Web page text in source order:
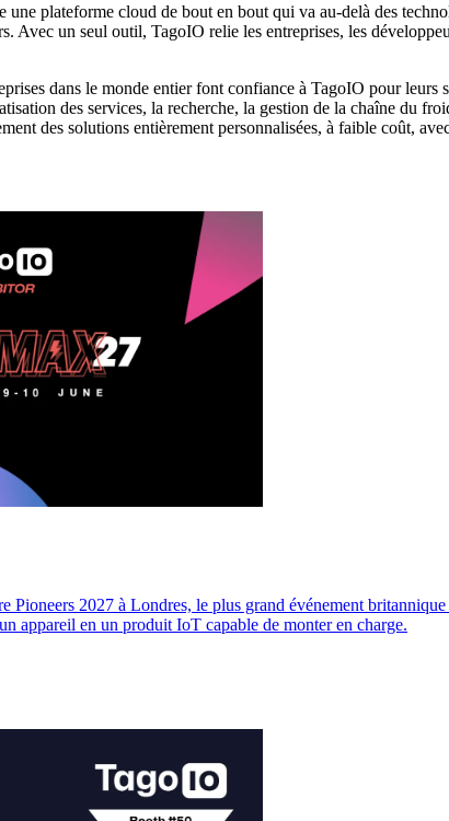
une plateforme cloud de bout en bout qui va au-delà des
Avec un seul outil, TagoIO relie les entreprises, les
dans le monde entier font confiance à TagoIO pour
des services, la recherche, la gestion de la chaîne du
des solutions entièrement personnalisées, à faible coût,
Pioneers 2027 à Londres, le plus grand événement
appareil en un produit IoT capable de monter en charge.